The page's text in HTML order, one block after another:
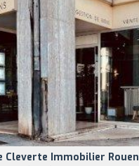
Cleverte Immobilier Rouen